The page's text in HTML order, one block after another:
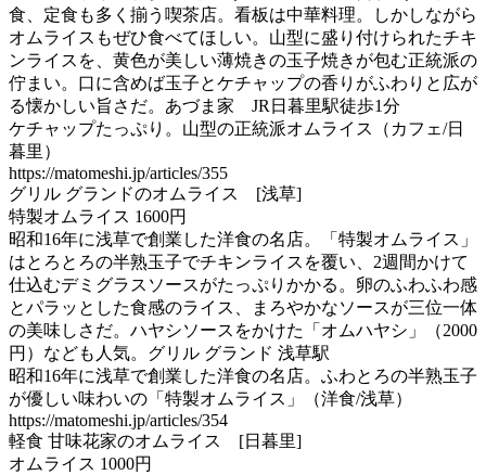
食、定食も多く揃う喫茶店。看板は中華料理。しかしながら
オムライスもぜひ食べてほしい。山型に盛り付けられたチキ
ンライスを、黄色が美しい薄焼きの玉子焼きが包む正統派の
佇まい。口に含めば玉子とケチャップの香りがふわりと広が
る懐かしい旨さだ。あづま家 JR日暮里駅徒歩1分
ケチャップたっぷり。山型の正統派オムライス（カフェ/日
暮里）
https://matomeshi.jp/articles/355
グリル グランドのオムライス [浅草]
特製オムライス 1600円
昭和16年に浅草で創業した洋食の名店。「特製オムライス」
はとろとろの半熟玉子でチキンライスを覆い、2週間かけて
仕込むデミグラスソースがたっぷりかかる。卵のふわふわ感
とパラッとした食感のライス、まろやかなソースが三位一体
の美味しさだ。ハヤシソースをかけた「オムハヤシ」（2000
円）なども人気。グリル グランド 浅草駅
昭和16年に浅草で創業した洋食の名店。ふわとろの半熟玉子
が優しい味わいの「特製オムライス」（洋食/浅草）
https://matomeshi.jp/articles/354
軽食 甘味花家のオムライス [日暮里]
オムライス 1000円